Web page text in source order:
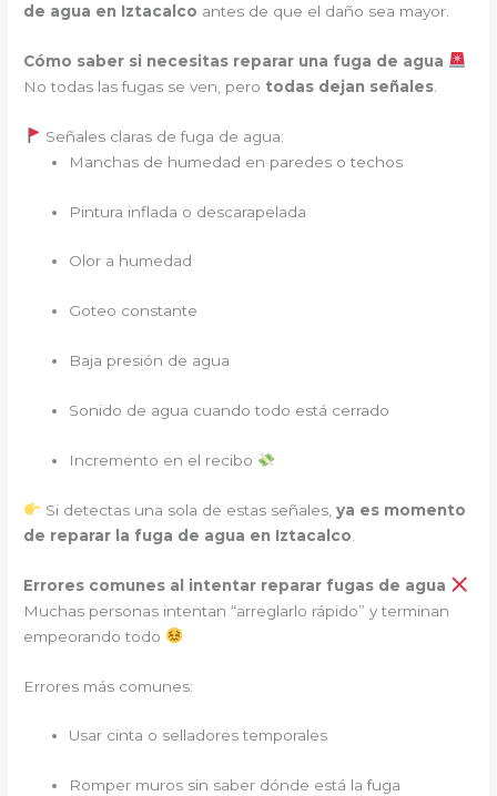
de agua en Iztacalco antes de que el daño sea mayor.
Cómo saber si necesitas reparar una fuga de agua
No todas las fugas se ven, pero todas dejan señales
Señales claras de fuga de agua:
Manchas de humedad en paredes o techos
Pintura inflada o descarapelada
Olor a humedad
Goteo constante
Baja presión de agua
Sonido de agua cuando todo está cerrado
Incremento en el recibo
Si detectas una sola de estas señales, ya es momento
de reparar la fuga de agua en Iztacalco
Errores comunes al intentar reparar fugas de agua
Muchas personas intentan “arreglarlo rápido” y terminan
empeorando todo
Errores más comunes:
Usar cinta o selladores temporales
Romper muros sin saber dónde está la fuga